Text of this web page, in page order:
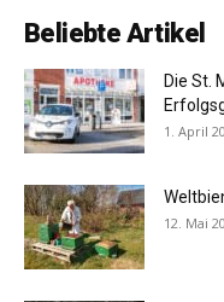
Beliebte Artikel
Die St.
1. April
12. Mai